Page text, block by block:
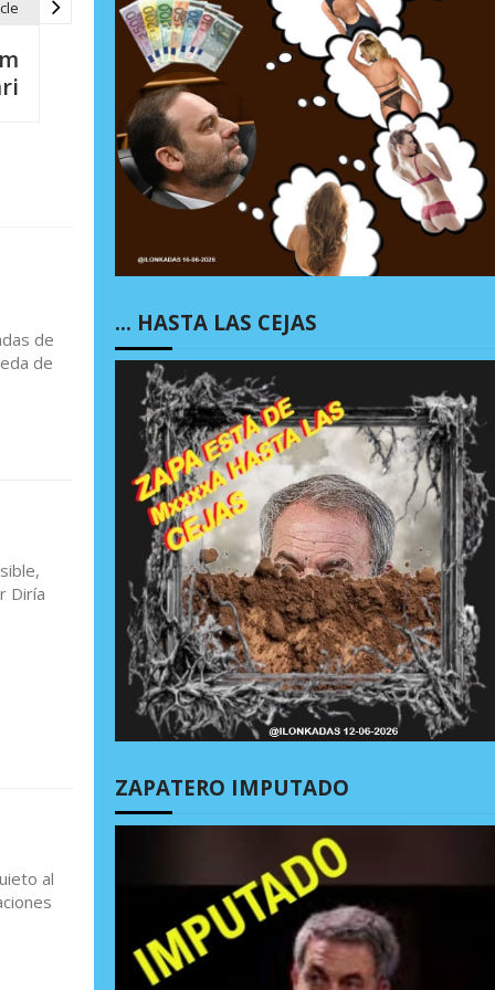
de
de
Diría
al
… HASTA LAS CEJAS
ZAPATERO IMPUTADO